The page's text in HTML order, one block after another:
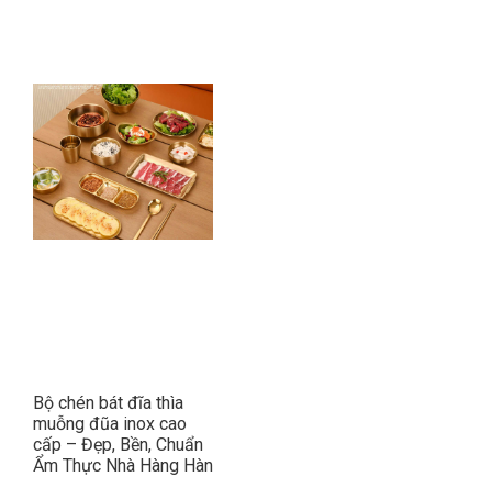
Bộ chén bát đĩa thìa
muỗng đũa inox cao
cấp – Đẹp, Bền, Chuẩn
Ẩm Thực Nhà Hàng Hàn